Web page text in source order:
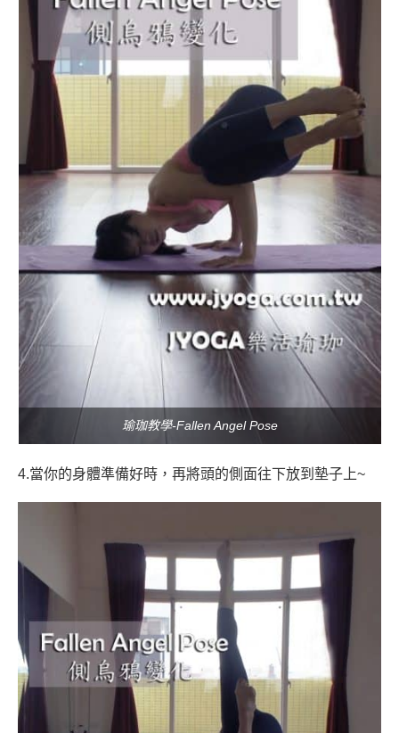
瑜珈教學-Fallen Angel Pose
4.當你的身體準備好時，再將頭的側面往下放到墊子上~